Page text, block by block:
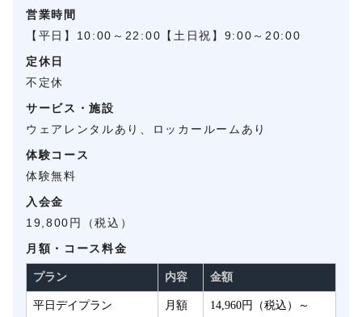
営業時間
【平日】10:00～22:00【土日祝】9:00～20:00
定休日
不定休
サービス・施設
ウェアレンタルあり、ロッカールームあり
体験コース
体験無料
入会金
19,800円（税込）
月額・コース料金
プラン 内容 金額
平日デイプラン 月額 14,960円（税込）～